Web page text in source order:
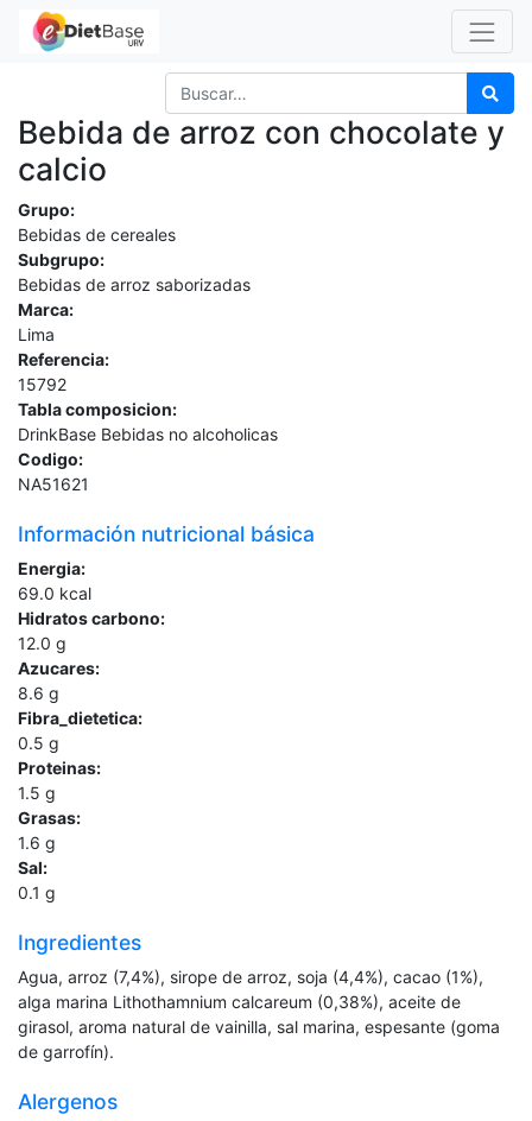
Bebida de arroz con chocolate y
calcio
Grupo:
Bebidas de cereales
Subgrupo:
Bebidas de arroz saborizadas
Marca:
Lima
Referencia:
15792
Tabla composicion:
DrinkBase Bebidas no alcoholicas
Codigo:
NA51621
Información nutricional básica
Energia:
69.0 kcal
Hidratos carbono:
12.0 g
Azucares:
8.6 g
Fibra_dietetica:
0.5 g
Proteinas:
1.5 g
Grasas:
1.6 g
Sal:
0.1 g
Ingredientes
Agua, arroz (7,4%), sirope de arroz, soja (4,4%), cacao (1%),
alga marina Lithothamnium calcareum (0,38%), aceite de
girasol, aroma natural de vainilla, sal marina, espesante (goma
de garrofín).
Alergenos